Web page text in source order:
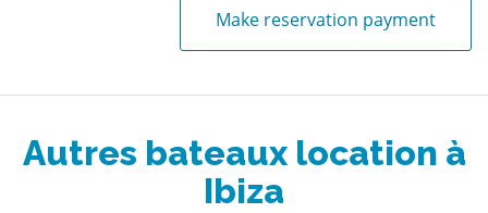
Make reservation payment
Autres bateaux location à
Ibiza